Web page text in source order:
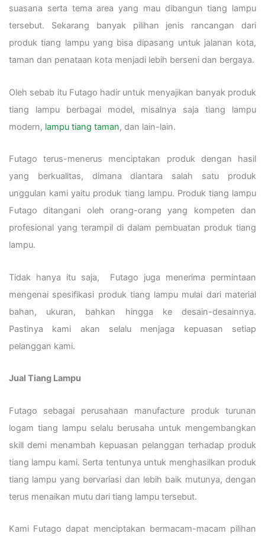
suasana serta tema area yang mau dibangun tiang lampu
tersebut. Sekarang banyak pilihan jenis rancangan dari
produk tiang lampu yang bisa dipasang untuk jalanan kota,
taman dan penataan kota menjadi lebih berseni dan bergaya.
Oleh sebab itu Futago hadir untuk menyajikan banyak produk
tiang lampu berbagai model, misalnya saja tiang lampu
modern, lampu tiang taman, dan lain-lain.
Futago terus-menerus menciptakan produk dengan hasil
yang berkualitas, dimana diantara salah satu produk
unggulan kami yaitu produk tiang lampu. Produk tiang lampu
Futago ditangani oleh orang-orang yang kompeten dan
profesional yang terampil di dalam pembuatan produk tiang
lampu.
Tidak hanya itu saja, Futago juga menerima permintaan
mengenai spesifikasi produk tiang lampu mulai dari material
bahan, ukuran, bahkan hingga ke desain-desainnya.
Pastinya kami akan selalu menjaga kepuasan setiap
pelanggan kami.
Jual Tiang Lampu
Futago sebagai perusahaan manufacture produk turunan
logam tiang lampu selalu berusaha untuk mengembangkan
skill demi menambah kepuasan pelanggan terhadap produk
tiang lampu kami. Serta tentunya untuk menghasilkan produk
tiang lampu yang bervariasi dan lebih baik mutunya, dengan
terus menaikan mutu dari tiang lampu tersebut.
Kami Futago dapat menciptakan bermacam-macam pilihan